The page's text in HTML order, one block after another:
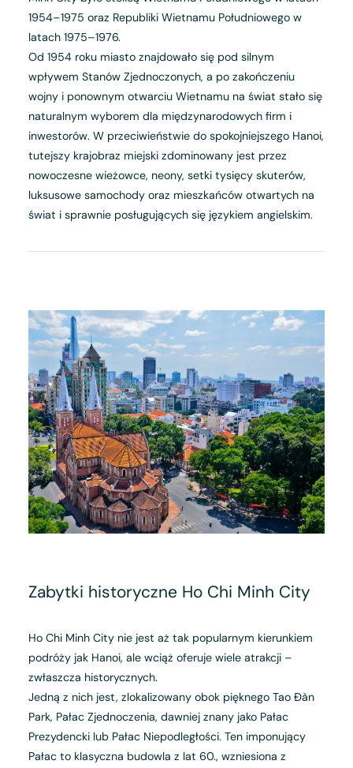
1954–1975 oraz Republiki Wietnamu Południowego w
latach 1975–1976.
Od 1954 roku miasto znajdowało się pod silnym
wpływem Stanów Zjednoczonych, a po zakończeniu
wojny i ponownym otwarciu Wietnamu na świat stało się
naturalnym wyborem dla międzynarodowych firm i
inwestorów. W przeciwieństwie do spokojniejszego Hanoi,
tutejszy krajobraz miejski zdominowany jest przez
nowoczesne wieżowce, neony, setki tysięcy skuterów,
luksusowe samochody oraz mieszkańców otwartych na
świat i sprawnie posługujących się językiem angielskim.
Zabytki historyczne Ho Chi Minh City
Ho Chi Minh City nie jest aż tak popularnym kierunkiem
podróży jak Hanoi, ale wciąż oferuje wiele atrakcji –
zwłaszcza historycznych.
Jedną z nich jest, zlokalizowany obok pięknego Tao Đàn
Park, Pałac Zjednoczenia, dawniej znany jako Pałac
Prezydencki lub Pałac Niepodległości. Ten imponujący
Pałac to klasyczna budowla z lat 60., wzniesiona z